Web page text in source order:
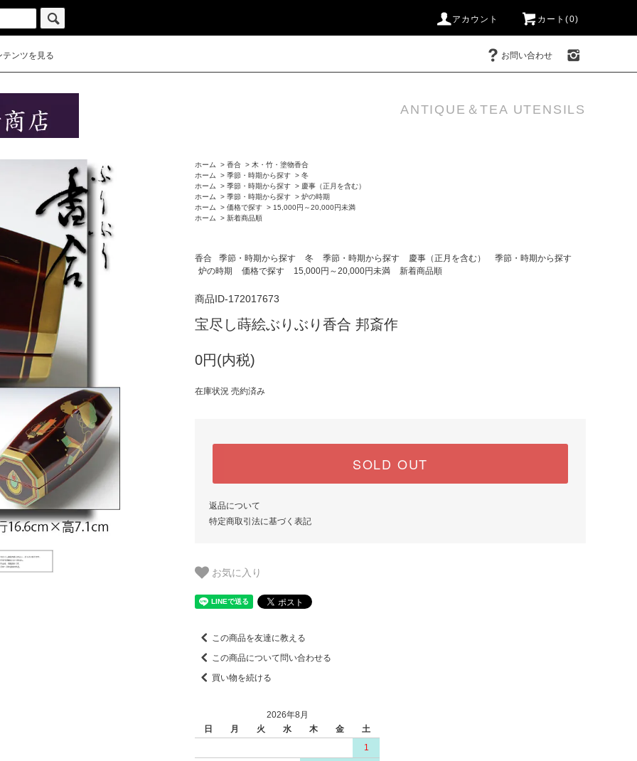
アカウント カート(0)
テンツを見る お問い合わせ
ANTIQUE＆TEA UTENSILS
ホーム > 香合 > 木・竹・塗物香合
ホーム
> 季節・時期から探す > 冬
ホーム
> 季節・時期から探す > 慶事（正月を含む）
ホーム
> 季節・時期から探す > 炉の時期
ホーム
> 価格で探す > 15,000円～20,000円未満
ホーム
> 新着商品順
香合 季節・時期から探す 冬 季節・時期から探す 慶事（正月を含む）
季節・時期から探す
炉の時期
価格で探す 15,000円～20,000円未満 新着商品順
商品ID-172017673
宝尽し蒔絵ぶりぶり香合 邦斎作
0円(内税)
在庫状況 売約済み
SOLD OUT
返品について
特定商取引法に基づく表記
お気に入り
この商品を友達に教える
この商品について問い合わせる
買い物を続ける
2026年8月
日
月 火 水 木 金
土
1